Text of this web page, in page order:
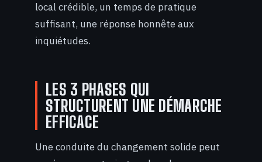
local crédible, un temps de pratique
suffisant, une réponse honnête aux
inquiétudes.
LES 3 PHASES QUI
STRUCTURENT UNE DÉMARCHE
EFFICACE
Une conduite du changement solide peut